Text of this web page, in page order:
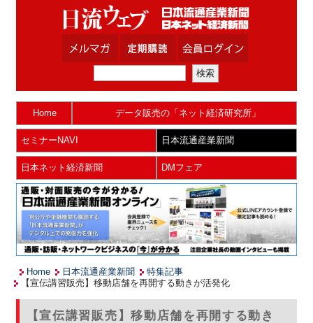
Home データ販売の「ネット経済研究所」
セミナーNAVI 日本流通産業新聞
日本ネット経済新聞 DMフェア
Home 日本流通産業新聞
特集記事
【宣伝講習販売】移動店舗を再開する動きが活発化
【宣伝講習販売】移動店舗を再開する動き